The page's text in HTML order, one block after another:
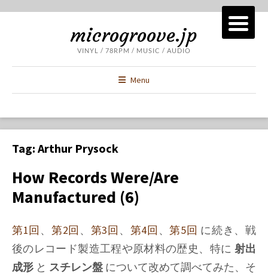
microgroove.jp
VINYL / 78RPM / MUSIC / AUDIO
Menu
Tag: Arthur Prysock
How Records Were/Are
Manufactured (6)
第1回 、 第2回 、 第3回 、 第4回 、第5回 に続き、戦
後のレコード製造工程や原材料の歴史、特に 射出
成形 と スチレン盤 について改めて調べてみた、そ